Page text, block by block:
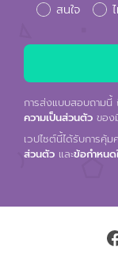
สนใจ
การส่งแบบสอบถาม
ความเป็นส่วนตัว ขอ
เวปไซต์นี้ได้รับการคุ้
ส่วนตัว และข้อกำหนด